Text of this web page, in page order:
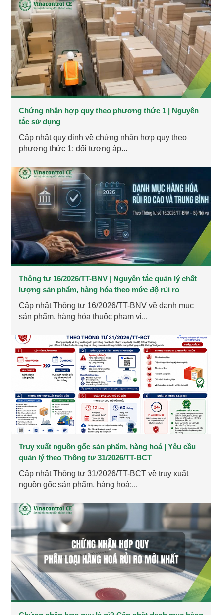
Chứng nhận hợp quy theo phương thức 1 | Nguyên
tắc sử dụng
Cập nhật quy định về chứng nhận hợp quy theo
phương thức 1: đối tượng áp...
Thông tư 16/2026/TT-BNV | Nguyên tắc quản lý chất
lượng sản phẩm, hàng hóa theo mức độ rủi ro
Cập nhật Thông tư 16/2026/TT-BNV về danh mục
sản phẩm, hàng hóa thuộc phạm vi...
Truy xuất nguồn gốc sản phẩm, hàng hoá | Yêu cầu
quản lý theo Thông tư 31/2026/TT-BCT
Cập nhật Thông tư 31/2026/TT-BCT về truy xuất
nguồn gốc sản phẩm, hàng hoá:...